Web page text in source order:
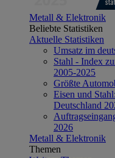
Metall & Elektronik
Beliebte Statistiken
Aktuelle Statistiken
Umsatz im
Stahl - Index
2005-2025
Größte
Eisen und
Deutschland
2026
Metall & Elektronik
Themen